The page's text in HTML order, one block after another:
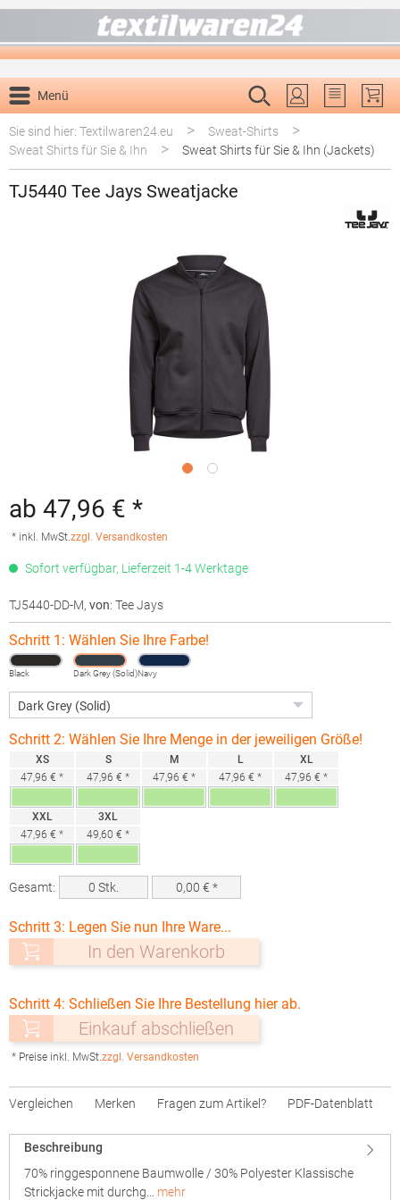
Menü
Du hast 0
Sie sind hier: Textilwaren24.eu
> Sweat-Shirts >
Sweat Shirts für Sie & Ihn > Sweat Shirts für Sie & Ihn (Jackets)
TJ5440 Tee Jays Sweatjacke
ab 47,96 € *
* inkl. MwSt.zzgl. Versandkosten
Sofort verfügbar, Lieferzeit 1-4 Werktage
TJ5440-DD-M, von: Tee Jays
Schritt 1: Wählen Sie Ihre Farbe!
Black Dark Grey (Solid)Navy
Schritt 2: Wählen Sie Ihre Menge in der jeweiligen Größe!
XS
47,96 € *
S
47,96 € *
M
47,96 € *
L
47,96 € *
XL
47,96 € *
XXL
47,96 € *
3XL
49,60 € *
Gesamt: 0 Stk. 0,00 € *
Schritt 3: Legen Sie nun Ihre Ware...
In den Warenkorb
Schritt 4: Schließen Sie Ihre Bestellung hier ab.
Einkauf abschließen
* Preise inkl. MwSt.zzgl. Versandkosten
Vergleichen Merken Fragen zum Artikel? PDF-Datenblatt
Beschreibung
70% ringgesponnene Baumwolle / 30% Polyester Klassische
Strickjacke mit durchg… mehr